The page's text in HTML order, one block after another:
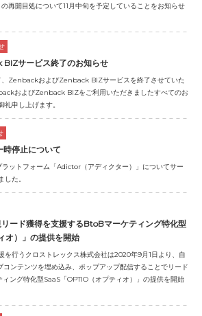
再開目処について11月中旬を予定していることをお知らせ
サービス終了のお知らせ
、ZenbackおよびZenback BIZサービスを終了させていた
およびZenback BIZをご利用いただきましたすべてのお
申し上げます。
時停止について
ラットフォーム「Adictor（アディクター）」についてサー
した。
ード獲得を支援するBtoBマーケティング特化型
オ）」の提供を開始
を行うクロストレックス株式会社は2020年9月1日より、自
ンテンツを埋め込み、ポップアップ配信することでリード
ング特化型SaaS「OPTIO（オプティオ）」の提供を開始